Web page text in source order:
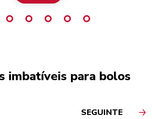
imbatíveis para bolos
SEGUINTE